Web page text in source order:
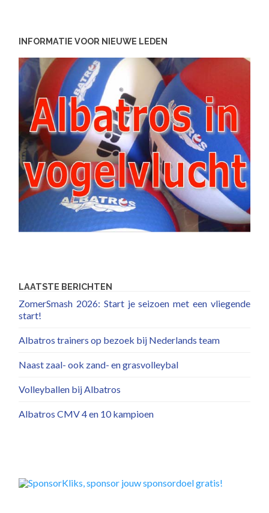
INFORMATIE VOOR NIEUWE LEDEN
LAATSTE BERICHTEN
ZomerSmash 2026: Start je seizoen met een vliegende
start!
Albatros trainers op bezoek bij Nederlands team
Naast zaal- ook zand- en grasvolleybal
Volleyballen bij Albatros
Albatros CMV 4 en 10 kampioen